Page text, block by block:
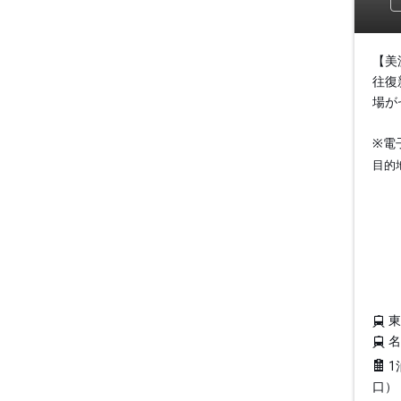
【
往復
場が
※電
目的
1
口）